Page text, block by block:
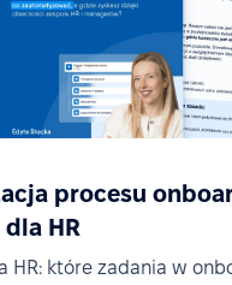
procesu
HR
HR: które zadania w